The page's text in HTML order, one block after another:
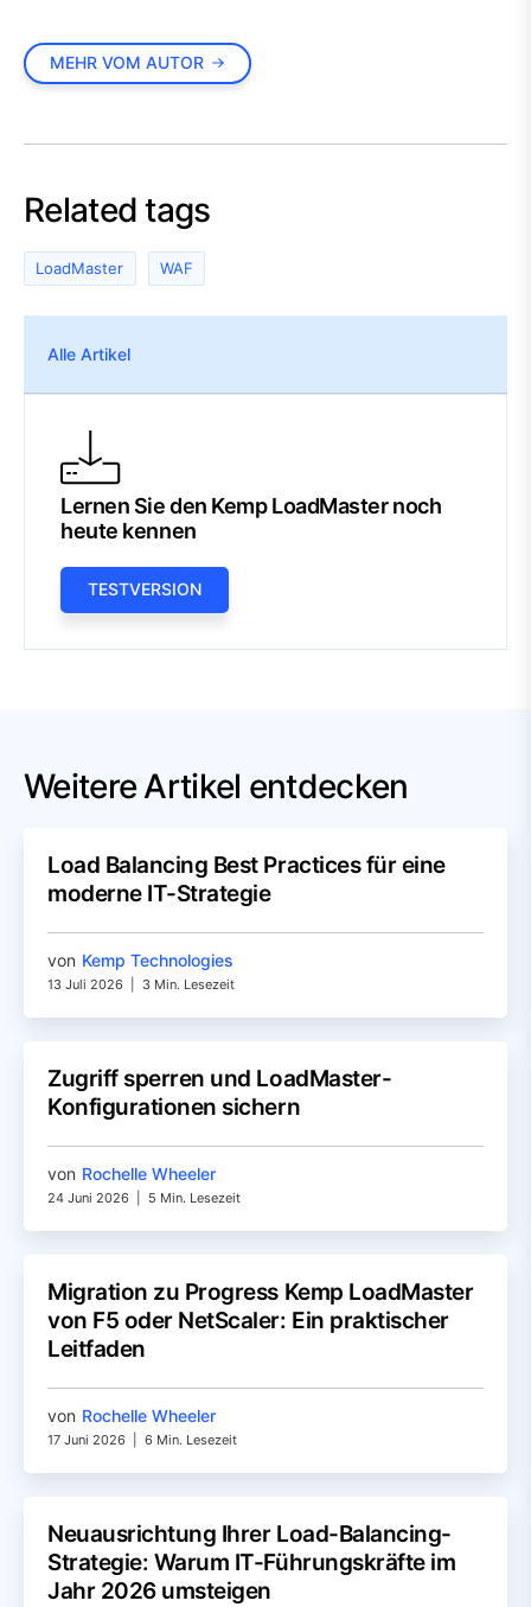
MEHR VOM AUTOR
Related tags
LoadMaster WAF
Alle Artikel
Lernen Sie den Kemp LoadMaster noch
heute kennen
TESTVERSION
Weitere Artikel entdecken
Load Balancing Best Practices für eine
moderne IT-Strategie
von Kemp Technologies
13 Juli 2026 3 Min. Lesezeit
Zugriff sperren und LoadMaster-
Konfigurationen sichern
von Rochelle Wheeler
24 Juni 2026 5 Min. Lesezeit
Migration zu Progress Kemp LoadMaster
von F5 oder NetScaler: Ein praktischer
Leitfaden
von Rochelle Wheeler
17 Juni 2026 6 Min. Lesezeit
Neuausrichtung Ihrer Load-Balancing-
Strategie: Warum IT-Führungskräfte im
Jahr 2026 umsteigen